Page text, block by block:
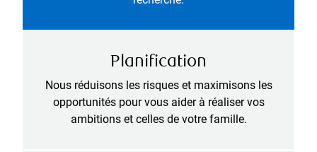
Planification
Nous réduisons les risques et maximisons les
opportunités pour vous aider à réaliser vos
ambitions et celles de votre famille.